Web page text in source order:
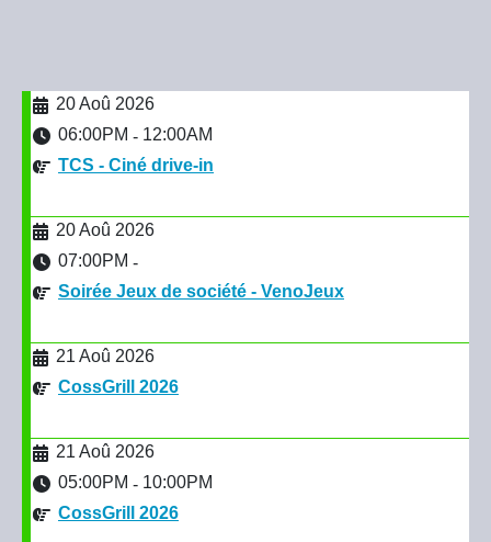
20 Aoû 2026
06:00PM - 12:00AM
TCS - Ciné drive-in
20 Aoû 2026
07:00PM -
Soirée Jeux de société - VenoJeux
21 Aoû 2026
CossGrill 2026
21 Aoû 2026
05:00PM - 10:00PM
CossGrill 2026